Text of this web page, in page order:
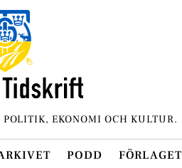
EKONOMI OCH KULTUR.
PODD FÖRLAGET